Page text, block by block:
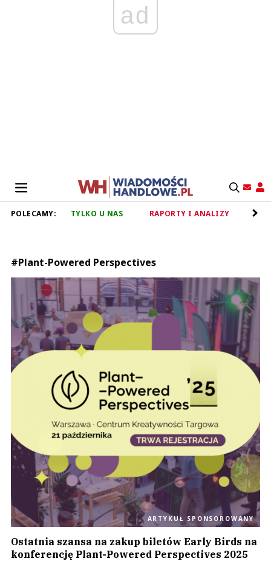
ad
POLECAMY: TYLKO U NAS RAPORTY I ANALIZY
#Plant-Powered Perspectives
ARTYKUŁ SPONSOROWANY
Ostatnia szansa na zakup biletów Early Birds na
konferencję Plant-Powered Perspectives 2025